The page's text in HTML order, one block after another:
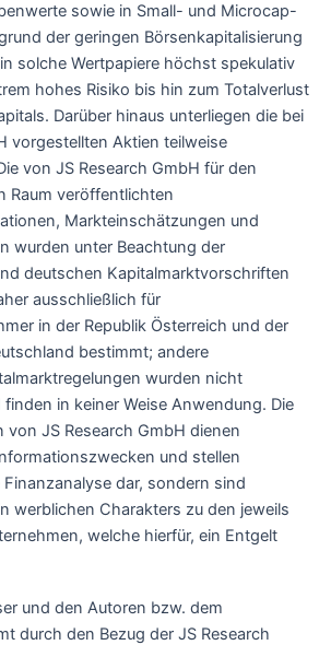
sowie in Small- und Microcap-
der geringen Börsenkapitalisierung
solche Wertpapiere höchst spekulativ
hohes Risiko bis hin zum Totalverlust
Darüber hinaus unterliegen die bei
vorgestellten Aktien teilweise
von JS Research GmbH für den
Raum veröffentlichten
Markteinschätzungen und
wurden unter Beachtung der
deutschen Kapitalmarktvorschriften
ausschließlich für
in der Republik Österreich und der
bestimmt; andere
wurden nicht
in keiner Weise Anwendung. Die
JS Research GmbH dienen
und stellen
dar, sondern sind
werblichen Charakters zu den jeweils
welche hierfür, ein Entgelt
und den Autoren bzw. dem
durch den Bezug der JS Research